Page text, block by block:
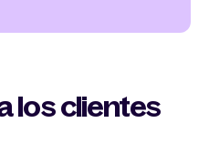
los clientes